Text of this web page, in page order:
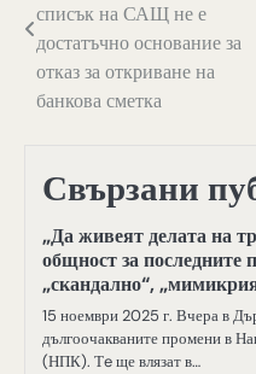
списък на САЩ не е
достатъчно основание за
отказ за откриване на
банкова сметка
Свързани
„Да живеят делата на
общност за
„скандално“,
15 ноември 2025 г. Вчера в
дългоочакваните промени в
(НПК). Тe ще влязат в…